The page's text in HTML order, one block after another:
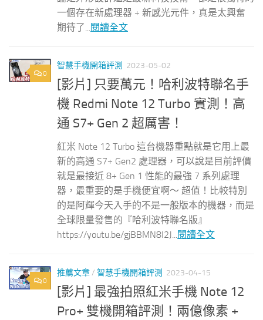
一個存在新處理器 + 新感光元件，真是太興奮
期待了...
閱讀全文
0
智慧手機開箱評測 2023-05-02
[影片] 只要萬元！哈利波特聯名手
機 Redmi Note 12 Turbo 實測！高
通 S7+ Gen 2 超厲害！
紅米 Note 12 Turbo 這台機器重點就是它用上最
新的高通 S7+ Gen2 處理器，可以說是目前評價
就是最接近 8+ Gen 1 性能的最強 7 系列處理
器，最重要的是手機便宜啊～ 超值！比較特別
的是阿輝今天入手的不是一般版本的機器，而是
全球限量發售的『哈利波特聯名版』
https://youtu.be/gjBBMN8I2J...閱讀全文
0
推薦文章/ 智慧手機開箱評測 2023-04-15
[影片] 最強拍照紅米手機 Note 12
Pro+ 雙機開箱評測！兩億像素 +